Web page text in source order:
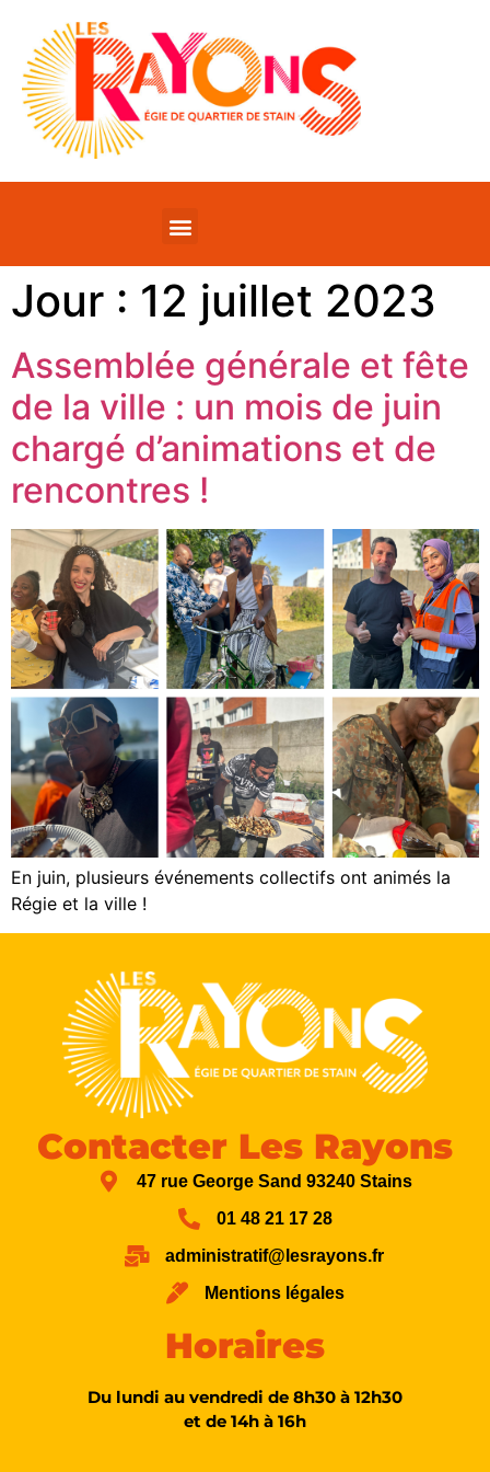
Jour : 12 juillet 2023
Assemblée générale et fête
de la ville : un mois de juin
chargé d’animations et de
rencontres !
En juin, plusieurs événements collectifs ont animés la
Régie et la ville !
Contacter Les Rayons
47 rue George Sand 93240 Stains
01 48 21 17 28
administratif@lesrayons.fr
Mentions légales
Horaires
Du lundi au vendredi de 8h30 à 12h30
et de 14h à 16h